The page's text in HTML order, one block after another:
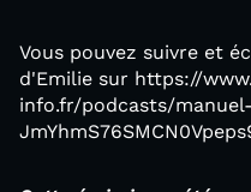
Vous pouvez suivre et
d'Emilie sur https://
info.fr/podcasts/